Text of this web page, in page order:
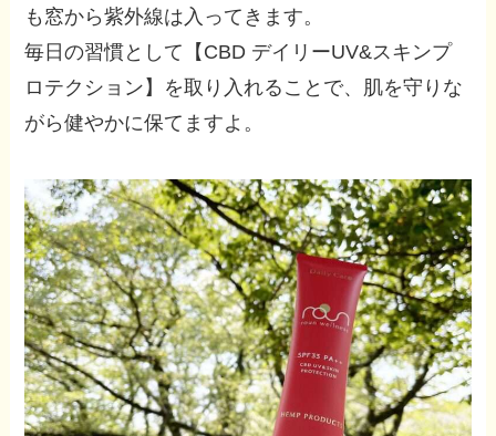
も窓から紫外線は入ってきます。
毎日の習慣として【CBD デイリーUV&スキンプ
ロテクション】を取り入れることで、肌を守りな
がら健やかに保てますよ。